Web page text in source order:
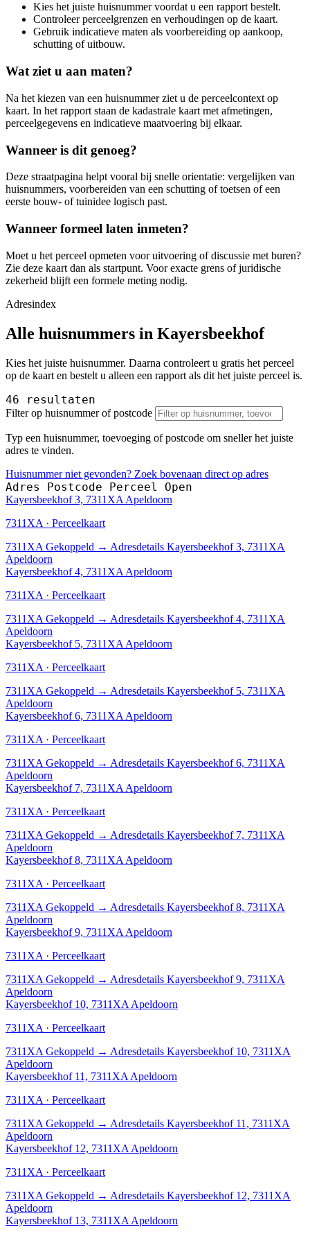
Kies het juiste huisnummer voordat u een rapport bestelt.
Controleer perceelgrenzen en verhoudingen op de kaart.
Gebruik indicatieve maten als voorbereiding op aankoop,
schutting of uitbouw.
Wat ziet u aan maten?
Na het kiezen van een huisnummer ziet u de perceelcontext op
kaart. In het rapport staan de kadastrale kaart met afmetingen,
perceelgegevens en indicatieve maatvoering bij elkaar.
Wanneer is dit genoeg?
Deze straatpagina helpt vooral bij snelle orientatie: vergelijken van
huisnummers, voorbereiden van een schutting of toetsen of een
eerste bouw- of tuinidee logisch past.
Wanneer formeel laten inmeten?
Moet u het perceel opmeten voor uitvoering of discussie met buren?
Zie deze kaart dan als startpunt. Voor exacte grens of juridische
zekerheid blijft een formele meting nodig.
Adresindex
Alle huisnummers in Kayersbeekhof
Kies het juiste huisnummer. Daarna controleert u gratis het perceel
op de kaart en bestelt u alleen een rapport als dit het juiste perceel is.
46 resultaten
Filter op huisnummer of postcode
Typ een huisnummer, toevoeging of postcode om sneller het juiste
adres te vinden.
Huisnummer niet gevonden? Zoek bovenaan direct op adres
Adres Postcode Perceel Open
Kayersbeekhof 3, 7311XA Apeldoorn
7311XA · Perceelkaart
7311XA Gekoppeld → Adresdetails Kayersbeekhof 3, 7311XA
Apeldoorn
Kayersbeekhof 4, 7311XA Apeldoorn
7311XA · Perceelkaart
7311XA Gekoppeld → Adresdetails Kayersbeekhof 4, 7311XA
Apeldoorn
Kayersbeekhof 5, 7311XA Apeldoorn
7311XA · Perceelkaart
7311XA Gekoppeld → Adresdetails Kayersbeekhof 5, 7311XA
Apeldoorn
Kayersbeekhof 6, 7311XA Apeldoorn
7311XA · Perceelkaart
7311XA Gekoppeld → Adresdetails Kayersbeekhof 6, 7311XA
Apeldoorn
Kayersbeekhof 7, 7311XA Apeldoorn
7311XA · Perceelkaart
7311XA Gekoppeld → Adresdetails Kayersbeekhof 7, 7311XA
Apeldoorn
Kayersbeekhof 8, 7311XA Apeldoorn
7311XA · Perceelkaart
7311XA Gekoppeld → Adresdetails Kayersbeekhof 8, 7311XA
Apeldoorn
Kayersbeekhof 9, 7311XA Apeldoorn
7311XA · Perceelkaart
7311XA Gekoppeld → Adresdetails Kayersbeekhof 9, 7311XA
Apeldoorn
Kayersbeekhof 10, 7311XA Apeldoorn
7311XA · Perceelkaart
7311XA Gekoppeld → Adresdetails Kayersbeekhof 10, 7311XA
Apeldoorn
Kayersbeekhof 11, 7311XA Apeldoorn
7311XA · Perceelkaart
7311XA Gekoppeld → Adresdetails Kayersbeekhof 11, 7311XA
Apeldoorn
Kayersbeekhof 12, 7311XA Apeldoorn
7311XA · Perceelkaart
7311XA Gekoppeld → Adresdetails Kayersbeekhof 12, 7311XA
Apeldoorn
Kayersbeekhof 13, 7311XA Apeldoorn